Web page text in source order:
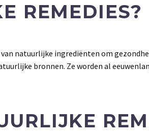
REMEDIES?
natuurlijke ingrediënten om
bronnen. Ze worden al